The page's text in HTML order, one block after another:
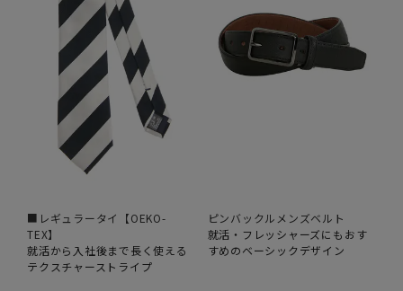
■レギュラータイ【OEKO-
TEX】
就活から入社後まで長く使える
テクスチャーストライプ
ピンバックルメンズベルト
就活・フレッシャーズにもおす
すめのベーシックデザイン